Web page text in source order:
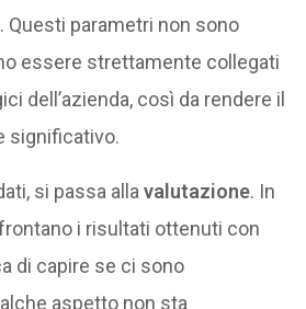
Questi parametri non sono
essere strettamente collegati
dell’azienda, così da rendere il
significativo.
si passa allavalutazione. In
i risultati ottenuti con
di capire se ci sono
aspetto non sta